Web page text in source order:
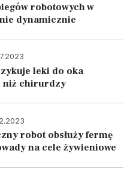
robotowych w
dynamicznie
leki do oka
niż chirurdzy
robot obsłuży fermę
na cele żywieniowe